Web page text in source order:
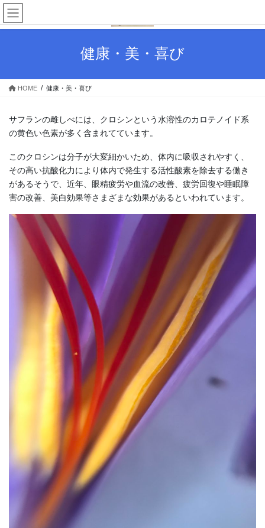
コ
ン
テ
ス
ナ
ビ
ゲ
ン
健康・美・喜び
HOME 健康・美・喜び
サフランの雌しべには、クロシンという水溶性のカロテノイド系
の黄色い色素が多く含まれてています。
このクロシンは分子が大変細かいため、体内に吸収されやすく、
その高い抗酸化力により体内で発生する活性酸素を除去する働き
があるそうで、近年、眼精疲労や血流の改善、疲労回復や睡眠障
害の改善、美白効果等さまざまな効果があるといわれています。